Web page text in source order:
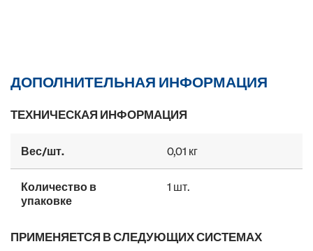
ДОПОЛНИТЕЛЬНАЯ ИНФОРМАЦИЯ
ТЕХНИЧЕСКАЯ ИНФОРМАЦИЯ
Вес/шт. 0,01 кг
Количество в
упаковке
1 шт.
ПРИМЕНЯЕТСЯ В СЛЕДУЮЩИХ СИСТЕМАХ